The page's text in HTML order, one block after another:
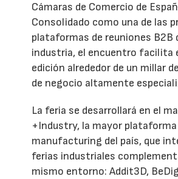
Cámaras de Comercio de
Consolidado como una de las
plataformas de reuniones B2B
industria, el encuentro facilita
edición alrededor de un millar
de negocio altamente
La feria se desarrollará en el
+Industry, la mayor
manufacturing del país, que
ferias industriales
mismo entorno: Addit3D,